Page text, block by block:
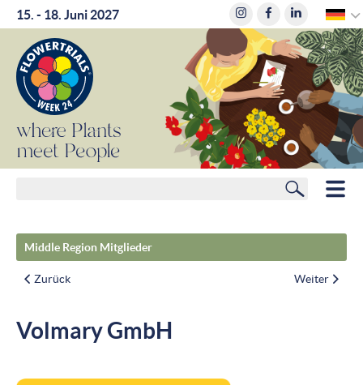
15. - 18. Juni 2027
MITGLIEDER
HOTELS
where
Plants
meet
People
where
Plants
meet
People
Middle Region Mitglieder
Zurück Weiter
Volmary GmbH